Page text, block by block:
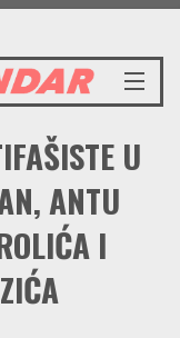
Subota 8.8.2026.
U
ANTU
I